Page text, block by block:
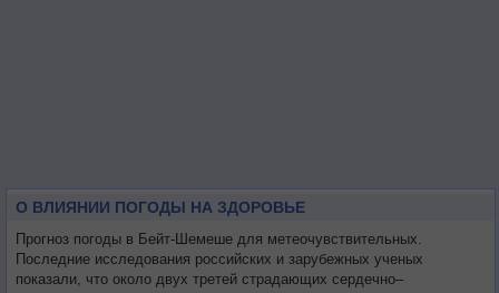
О ВЛИЯНИИ ПОГОДЫ НА ЗДОРОВЬЕ
Прогноз погоды в Бейт-Шемеше для метеочувствительных.
Последние исследования российских и зарубежных ученых
показали, что около двух третей страдающих сердечно–